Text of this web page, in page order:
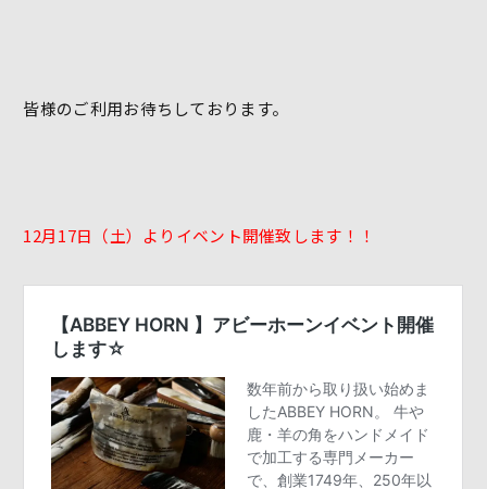
皆様のご利用お待ちしております。
12月17日（土）よりイベント開催致します！！